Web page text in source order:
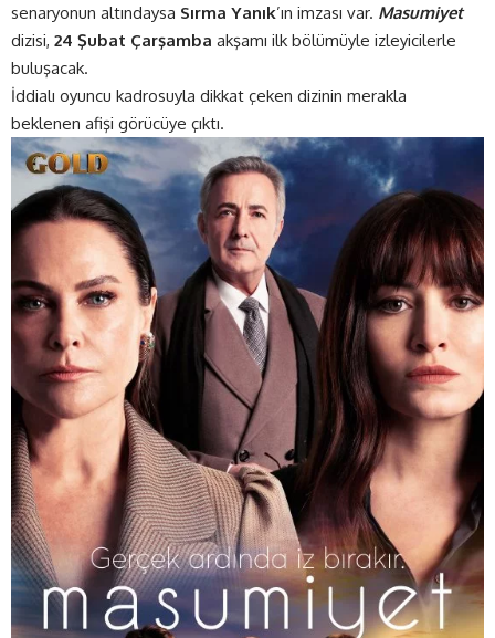
senaryonun altındaysa Sırma Yanık’ın imzası var. Masumiyet
dizisi, 24 Şubat Çarşamba akşamı ilk bölümüyle izleyicilerle
buluşacak.
İddialı oyuncu kadrosuyla dikkat çeken dizinin merakla
beklenen afişi görücüye çıktı.